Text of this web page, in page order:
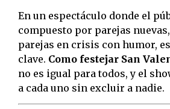
En un espectáculo donde el
compuesto por parejas
parejas en crisis con humor,
clave. Como festejar San
no es igual para todos, y el
a cada uno sin excluir a nadie.